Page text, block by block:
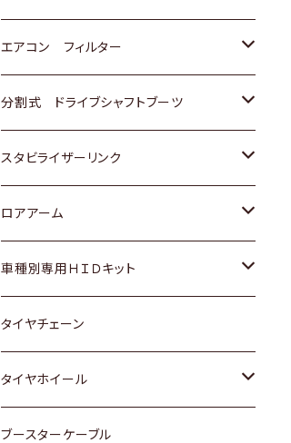
スバル
マツダ
三菱
スバル
三菱
スバル
スズキ
日産
いすゞ
ダイハツ
マツダ
三菱
スバル
レクサス
トヨタ
ホンダ
スズキ
日産
ダイハツ
マツダ
三菱
スバル
エアコン フィルター
トヨタ
ホンダ
スズキ
日産
いすゞ
ダイハツ
マツダ
分割式 ドライブシャフトブーツ
トヨタ
ホンダ
スズキ
日産
ダイハツ
スバル
スタビライザーリンク
トヨタ
ホンダ
スズキ
日産
ダイハツ
ロアアーム
ホンダ
スズキ
日産
ダイハツ
車種別専用ＨＩＤキット
トヨタ
マツダ
タイヤチェーン
タイヤホイール
トヨタ
ブースターケーブル